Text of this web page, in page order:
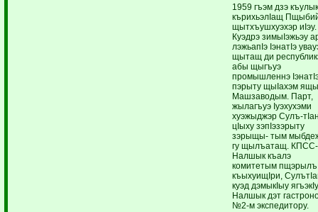
1959 гъэм дзэ
кърихьэлIащ
щытхъушхуэхэр иIэу.
Куэдрэ зимыIэжьэу
лэжьапIэ IэнатIэ
щытащ ди
абы щыгъуэ
промышленнэ
пэрыту щыIахэм
Машзаводым. Парт,
жылагъуэ Iуэхухэми
хуэжыджэр Сулъ-
цIыху зэпIэзэрыту
зэрыщы- тым
гу щылъатащ.
Налшык къалэ
комитетым пщэрылъ
къыхуищIри,
куэд дэмыкIыу
Налшык дэт
№2-м экспедитору.